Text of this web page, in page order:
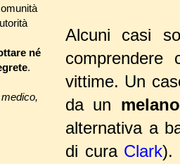
Alcuni casi
vittime. Un
da un
alternativa a
di cura Clark).
né
.